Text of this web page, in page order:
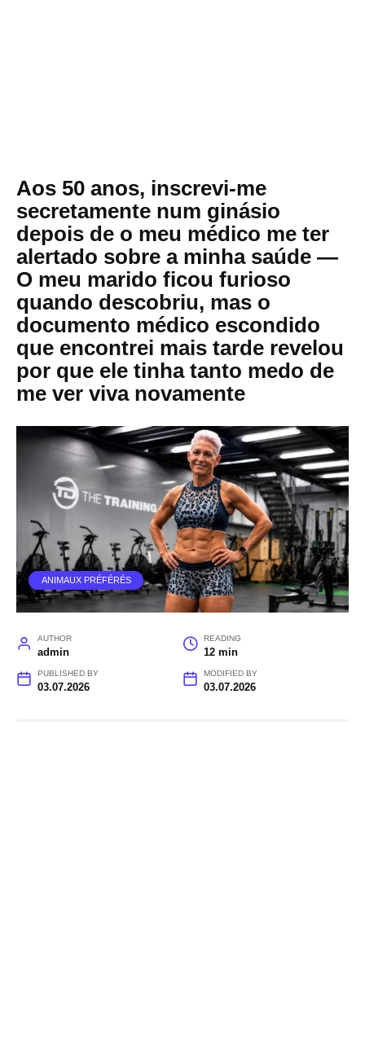
Aos 50 anos, inscrevi-me
secretamente num ginásio
depois de o meu médico me ter
alertado sobre a minha saúde —
O meu marido ficou furioso
quando descobriu, mas o
documento médico escondido
que encontrei mais tarde revelou
por que ele tinha tanto medo de
me ver viva novamente
ANIMAUX PRÉFÉRÉS
AUTHOR
admin
READING
12 min
PUBLISHED BY
03.07.2026
MODIFIED BY
03.07.2026